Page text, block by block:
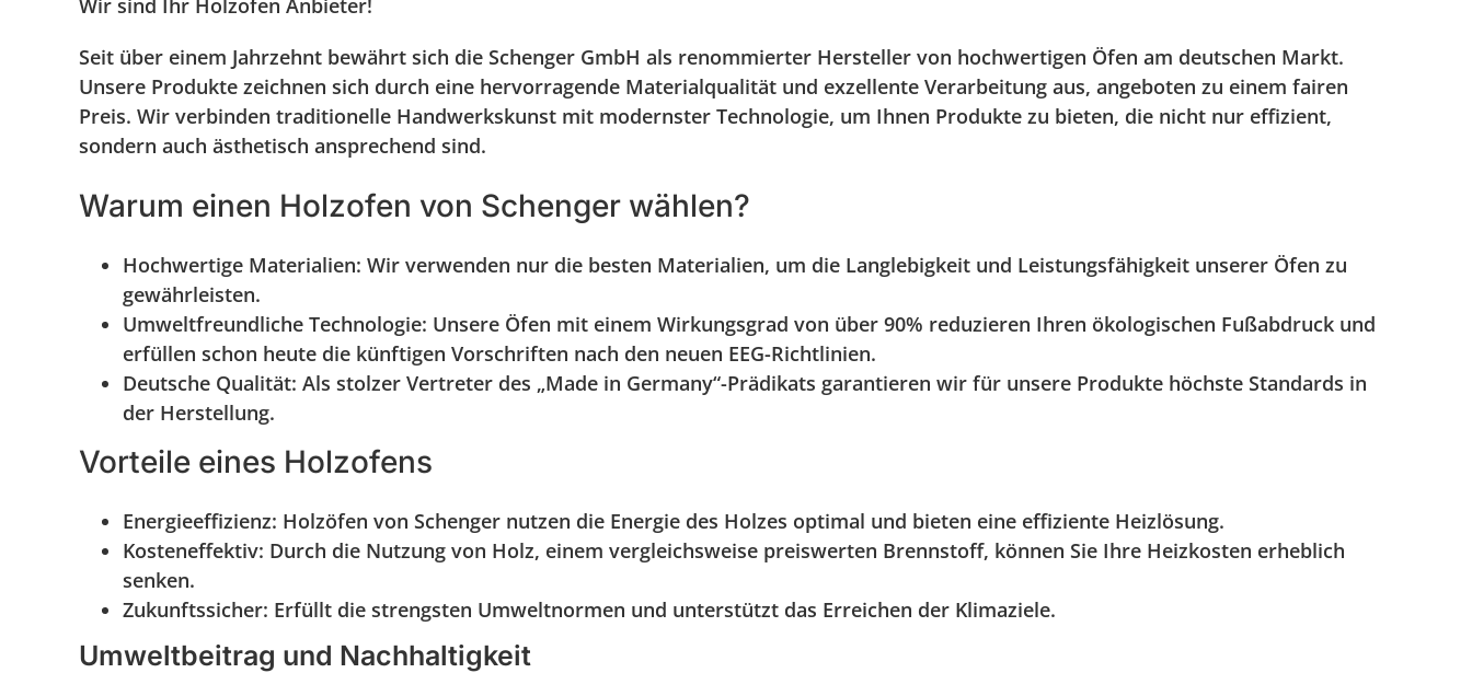
Wir sind Ihr Holzofen Anbieter!
Seit über einem Jahrzehnt bewährt sich die Schenger GmbH als renommierter Hersteller von hochwertigen Öfen am deutschen Markt.
Unsere Produkte zeichnen sich durch eine hervorragende Materialqualität und exzellente Verarbeitung aus, angeboten zu einem fairen
Preis. Wir verbinden traditionelle Handwerkskunst mit modernster Technologie, um Ihnen Produkte zu bieten, die nicht nur effizient,
sondern auch ästhetisch ansprechend sind.
Warum einen Holzofen von Schenger wählen?
Hochwertige Materialien: Wir verwenden nur die besten Materialien, um die Langlebigkeit und Leistungsfähigkeit unserer Öfen zu
gewährleisten.
Umweltfreundliche Technologie: Unsere Öfen mit einem Wirkungsgrad von über 90% reduzieren Ihren ökologischen Fußabdruck und
erfüllen schon heute die künftigen Vorschriften nach den neuen EEG-Richtlinien.
Deutsche Qualität: Als stolzer Vertreter des „Made in Germany“-Prädikats garantieren wir für unsere Produkte höchste Standards in
der Herstellung.
Vorteile eines Holzofens
Energieeffizienz: Holzöfen von Schenger nutzen die Energie des Holzes optimal und bieten eine effiziente Heizlösung.
Kosteneffektiv: Durch die Nutzung von Holz, einem vergleichsweise preiswerten Brennstoff, können Sie Ihre Heizkosten erheblich
senken.
Zukunftssicher: Erfüllt die strengsten Umweltnormen und unterstützt das Erreichen der Klimaziele.
Umweltbeitrag und Nachhaltigkeit